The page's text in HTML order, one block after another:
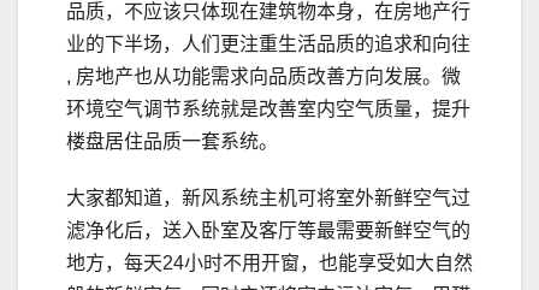
品质，不应该只体现在建筑物本身，在房地产行
业的下半场，人们更注重生活品质的追求和向往
, 房地产也从功能需求向品质改善方向发展。微
环境空气调节系统就是改善室内空气质量，提升
楼盘居住品质一套系统。
大家都知道，新风系统主机可将室外新鲜空气过
滤净化后，送入卧室及客厅等最需要新鲜空气的
地方，每天24小时不用开窗，也能享受如大自然